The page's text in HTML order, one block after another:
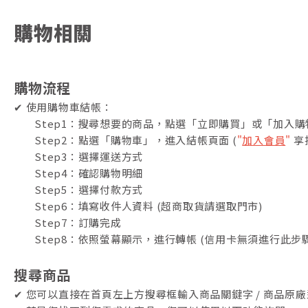
購物相關
購物流程
✔ 使用購物車結帳：
Step1：搜尋想要的商品，點選「立即購買」或「加入購
Step2：點選「購物車」，進入結帳頁面 ("加入會員" 享
Step3：選擇運送方式
Step4：確認購物明細
Step5：選擇付款方式
Step6：填寫收件人資料 (超商取貨請選取門市)
Step7：訂購完成
Step8：依照螢幕顯示，進行轉帳 (信用卡無須進行此步
搜尋商品
✔ 您可以直接在首頁左上方搜尋框輸入商品關鍵字 / 商品原廠